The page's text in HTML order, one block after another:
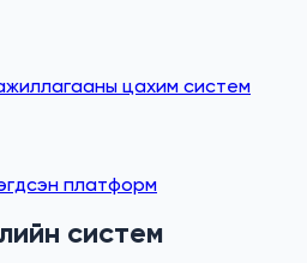
цахим систем
платформ
систем